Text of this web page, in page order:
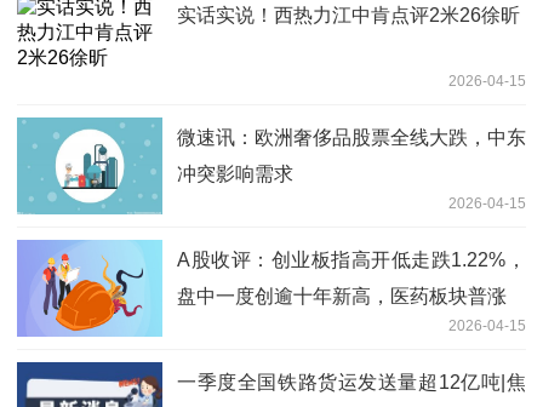
实话实说！西热力江中肯点评2米26徐昕
2026-04-15
微速讯：欧洲奢侈品股票全线大跌，中东
冲突影响需求
2026-04-15
A股收评：创业板指高开低走跌1.22%，
盘中一度创逾十年新高，医药板块普涨
2026-04-15
一季度全国铁路货运发送量超12亿吨|焦